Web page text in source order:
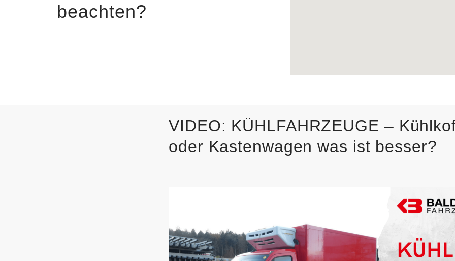
beachten?
VIDEO: KÜHLFAHRZEUGE –
oder Kastenwagen was ist besser?